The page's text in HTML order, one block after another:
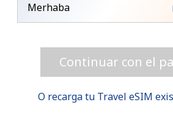
¿Olvidaste
Iniciar Sesión
Merhaba
Continuar con el
O recarga tu Travel eSIM